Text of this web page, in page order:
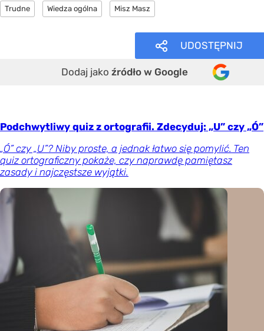
Trudne Wiedza ogólna Misz Masz
UDOSTĘPNIJ
Dodaj jako źródło w Google
Podchwytliwy quiz z ortografii. Zdecyduj: „U” czy „Ó”
„Ó” czy „U”? Niby proste, a jednak łatwo się pomylić. Ten
quiz ortograficzny pokaże, czy naprawdę pamiętasz
zasady i najczęstsze wyjątki.